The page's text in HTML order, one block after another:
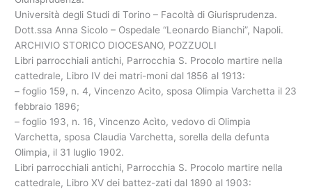
Università degli Studi di Torino – Facoltà di Giurisprudenza.
Dott.ssa Anna Sicolo – Ospedale “Leonardo Bianchi”, Napoli.
ARCHIVIO STORICO DIOCESANO, POZZUOLI
Libri parrocchiali antichi, Parrocchia S. Procolo martire nella
cattedrale, Libro IV dei matri-moni dal 1856 al 1913:
– foglio 159, n. 4, Vincenzo Acìto, sposa Olimpia Varchetta il 23
febbraio 1896;
– foglio 193, n. 16, Vincenzo Acìto, vedovo di Olimpia
Varchetta, sposa Claudia Varchetta, sorella della defunta
Olimpia, il 31 luglio 1902.
Libri parrocchiali antichi, Parrocchia S. Procolo martire nella
cattedrale, Libro XV dei battez-zati dal 1890 al 1903: